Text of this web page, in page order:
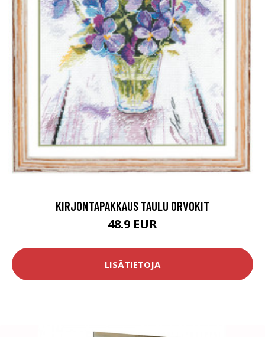
KIRJONTAPAKKAUS TAULU ORVOKIT
48.9 EUR
LISÄTIETOJA